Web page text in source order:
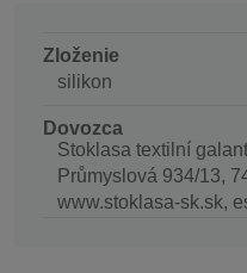
Zloženie
silikon
Dovozca
Stoklasa textilní
Průmyslová 934/13,
www.stoklasa-sk.sk,